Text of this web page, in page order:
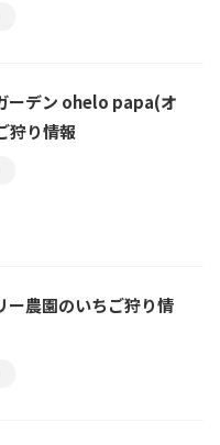
ーデン ohelo papa(オ
狩り情報
ー農園のいちご狩り情